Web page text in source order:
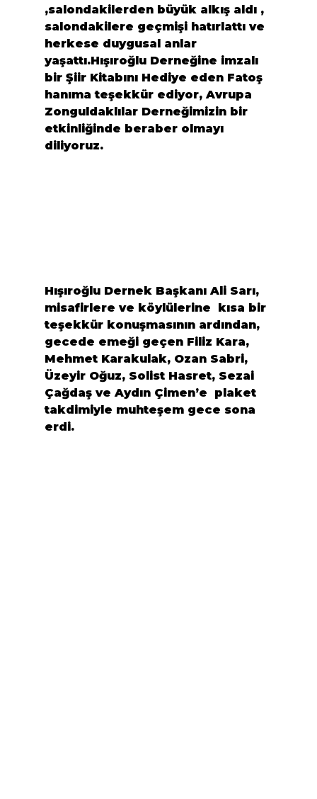
,salondakilerden büyük alkış aldı ,
salondakilere geçmişi hatırlattı ve
herkese duygusal anlar
yaşattı.Hışıroğlu Derneğine imzalı
bir Şiir Kitabını Hediye eden Fatoş
hanıma teşekkür ediyor, Avrupa
Zonguldaklılar Derneğimizin bir
etkinliğinde beraber olmayı
diliyoruz.
Hışıroğlu Dernek Başkanı Ali Sarı,
misafirlere ve köylülerine  kısa bir
teşekkür konuşmasının ardından,
gecede emeği geçen Filiz Kara,
Mehmet Karakulak, Ozan Sabri,
Üzeyir Oğuz, Solist Hasret, Sezai
Çağdaş ve Aydın Çimen’e  plaket
takdimiyle muhteşem gece sona
erdi.